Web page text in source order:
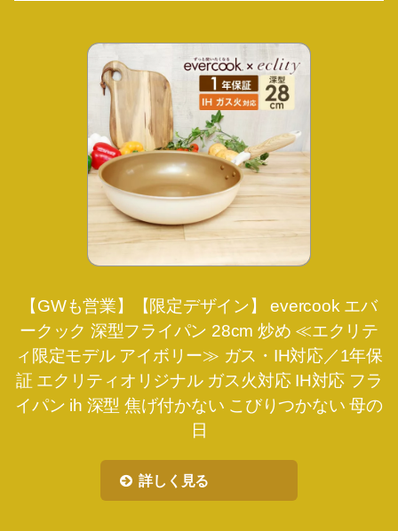
【GWも営業】【限定デザイン】 evercook エバ
ークック 深型フライパン 28cm 炒め ≪エクリテ
ィ限定モデル アイボリー≫ ガス・IH対応／1年保
証 エクリティオリジナル ガス火対応 IH対応 フラ
イパン ih 深型 焦げ付かない こびりつかない 母の
日
詳しく見る